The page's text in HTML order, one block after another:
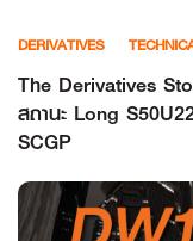
content
DERIVATIVES
The Derivatives
สถานะ Long
SCGP